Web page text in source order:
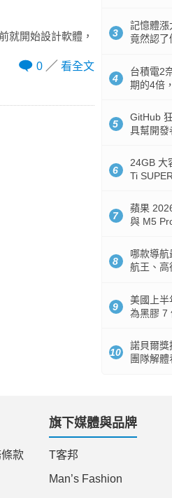
就開始設計軟體，
0
看全文
3
記憶體漲
竟然認了
4
台積電2
期的4倍
5
GitHub
具幫開發
6
24GB 大
Ti
7
蘋果
與 M5
8
哪款導
航王、高
9
美國上半
為黑膠 7
10
諾貝爾獎
團隊解
款
旗下媒體與品牌
T客邦
Man’s Fashion